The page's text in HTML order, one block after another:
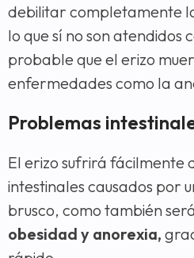
debilitar completamente
lo que sí no son atendidos
probable que el erizo
enfermedades como la
Problemas
El erizo sufrirá fácilmente
intestinales causados por
brusco, como también
obesidad y anorexia,